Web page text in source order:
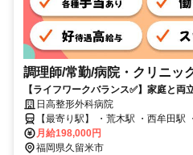
調理師/常勤/病院・クリニッ
【ライフワークバランス✅️】家庭と両
日高整形外科病院
【最寄り駅】 ・荒木駅 ・西牟田駅
月給198,000円
福岡県久留米市